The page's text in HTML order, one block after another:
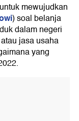
mewujudkan
) soal belanja
dalam negeri
jasa usaha
yang